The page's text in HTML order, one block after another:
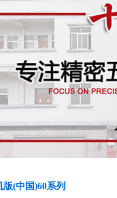
版(中国)60系列